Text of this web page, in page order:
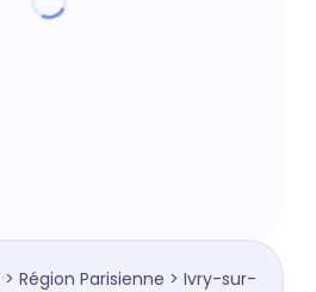
> Région Parisienne > Ivry-sur-